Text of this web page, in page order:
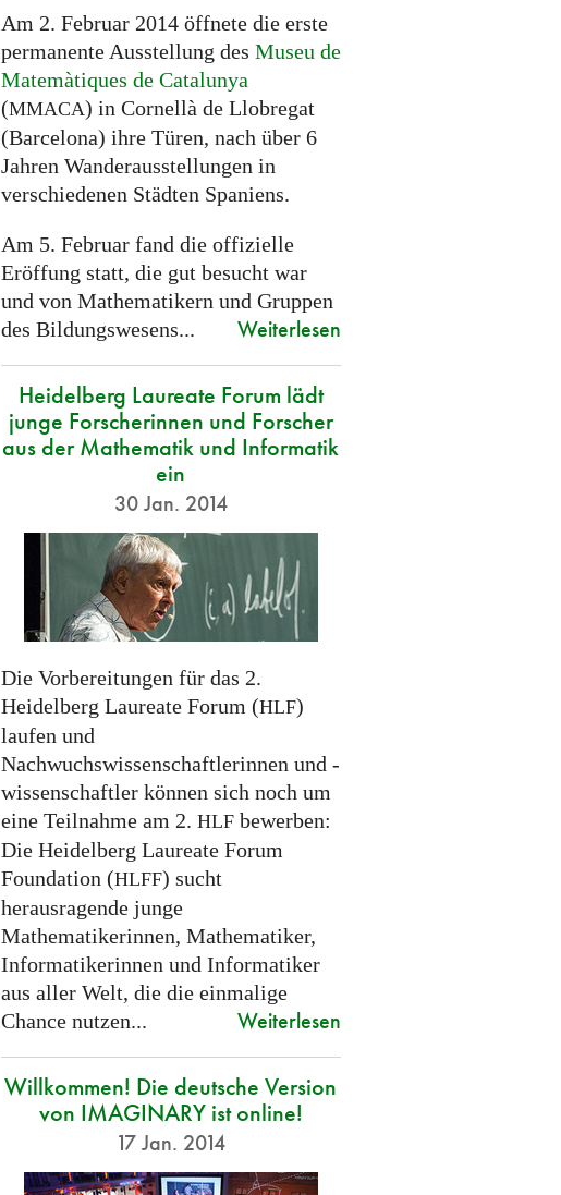
Am 2. Februar 2014 öffnete die erste
permanente Ausstellung des Museu de
Matemàtiques de Catalunya
(MMACA) in Cornellà de Llobregat
(Barcelona) ihre Türen, nach über 6
Jahren Wanderausstellungen in
verschiedenen Städten Spaniens.
Am 5. Februar fand die offizielle
Eröffung statt, die gut besucht war
und von Mathematikern und Gruppen
des Bildungswesens...
Weiterlesen
Heidelberg Laureate Forum lädt
junge Forscherinnen und Forscher
aus der Mathematik und Informatik
ein
30 Jan. 2014
Die Vorbereitungen für das 2.
Heidelberg Laureate Forum (HLF)
laufen und
Nachwuchswissenschaftlerinnen und -
wissenschaftler können sich noch um
eine Teilnahme am 2. HLFbewerben:
Die Heidelberg Laureate Forum
Foundation (HLFF) sucht
herausragende junge
Mathematikerinnen, Mathematiker,
Informatikerinnen und Informatiker
aus aller Welt, die die einmalige
Chance nutzen...
Weiterlesen
Willkommen! Die deutsche Version
von IMAGINARY ist online!
17 Jan. 2014